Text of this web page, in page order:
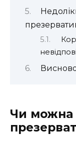
Чи можна